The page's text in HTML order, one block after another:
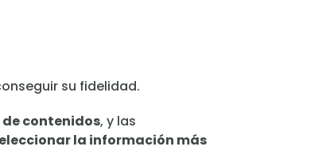
su fidelidad.
de contenidos, y las
la información más